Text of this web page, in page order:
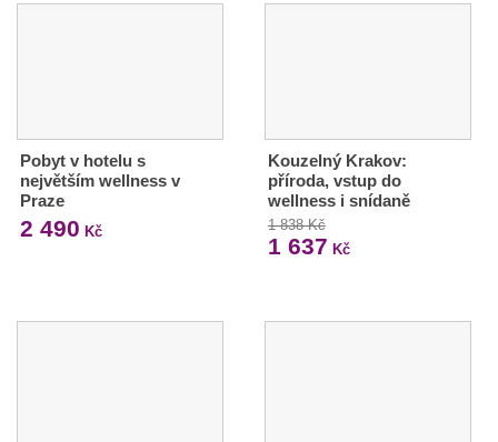
Pobyt v hotelu s
největším wellness v
Praze
2 490 Kč
Kouzelný Krakov:
příroda, vstup do
wellness i snídaně
1 838 Kč
1 637 Kč